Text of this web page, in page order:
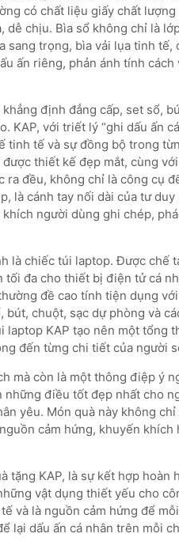
có chất liệu giấy chất
chịu. Bìa sổ không chỉ là
sang trọng, bìa vải lụa tinh tế,
ấn riêng, phản ánh tính cách
định đẳng cấp, set sổ,
KAP, với triết lý “ghi dấu ấn
tinh tế và sự đồng bộ trong
thiết kế đẹp mắt, cùng
đều, không chỉ là công cụ
là cánh tay nối dài của tư duy
người dùng ghi chép,
là chiếc túi laptop. Được chế
đa cho thiết bị điện tử cá
đề cao tính tiện dụng
chuột, sạc dự phòng và
KAP tạo nên một tổng
đến từng chi tiết của người
mà còn là một thông điệp ý
điều tốt đẹp nhất cho
yêu. Món quà này không
cảm hứng, khuyến khích
tặng KAP, là sự kết hợp hoàn
vật dụng thiết yếu cho
và là nguồn cảm hứng để
lại dấu ấn cá nhân trên mỗi